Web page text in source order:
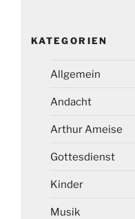
KATEGORIEN
Allgemein
Andacht
Arthur Ameise
Gottesdienst
Kinder
Musik